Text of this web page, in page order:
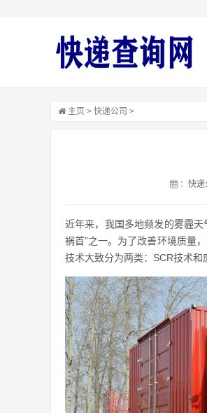
主页 > 快递公司 >
： 快递
近年来，我国多地频发的雾霾
祸首”之一。为了改善环境质量
技术大致分为两类：SCR技术和